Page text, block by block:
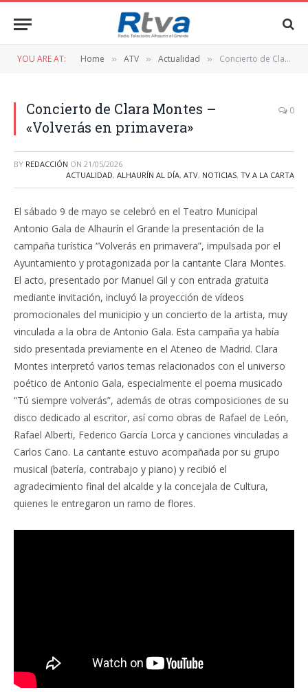
YOU ARE AT: Home » ATV » Actualidad » Concierto de Clara Montes – «Volverás en primavera»
Concierto de Clara Montes –
«Volverás en primavera»
0
BY REDACCIÓN ON 21/05/2026
ACTUALIDAD, ALHAURÍN AL DÍA, ATV, NOTICIAS, TV A LA CARTA
El sábado 9 de mayo se celebró en el Teatro Municipal
Antonio Gala de Alhaurín el Grande la presentación de la
campaña turística “Volverás en primavera”, impulsada por el
Ayuntamiento y protagonizada por la cantante Clara Montes.
El acto, presentado por Manuel Gil y con entrada gratuita
mediante invitación, incluyó la proyección de vídeos
promocionales del municipio y un concierto de la artista, muy
vinculada a la obra de Antonio Gala. Esta campaña ya había
sido presentada previamente en el Ateneo de Madrid. Clara
Montes interpretó varios temas relacionados con el universo
poético de Antonio Gala, especialmente el poema musicado
“Tú siempre volverás”, además de otras composiciones de su
disco dedicado al escritor, así como obras de Rafael de León,
Rafael Alberti, Federico García Lorca y canciones vinculadas a
Carlos Cano. La cantante estuvo acompañada por su grupo
musical (batería, contrabajo y piano) y recibió el
agradecimiento final del alcalde y la concejala de Cultura,
quienes le entregaron un ramo de flores.